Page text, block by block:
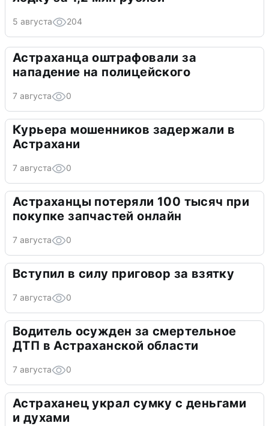
5 августа 204
Астраханца оштрафовали за
нападение на полицейского
7 августа 0
Курьера мошенников задержали в
Астрахани
7 августа 0
Астраханцы потеряли 100 тысяч при
покупке запчастей онлайн
7 августа 0
Вступил в силу приговор за взятку
7 августа 0
Водитель осужден за смертельное
ДТП в Астраханской области
7 августа 0
Астраханец украл сумку с деньгами
и духами